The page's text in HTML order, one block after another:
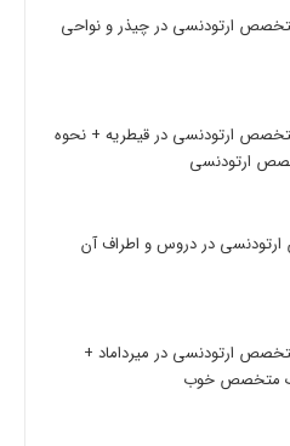
ارتودنسی در چیذر و نواحی
ارتودنسی در قیطریه + نحوه
ارتودنسی
در دروس و اطراف آن
ارتودنسی در میرداماد +
متخصص خوب